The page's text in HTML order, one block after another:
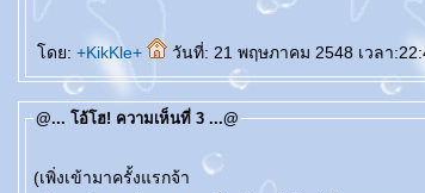
ดย: +KikKle+ วันที่: 21 พฤษภาคม 2548 เวลา
@... โอ้โฮ! ความเห็นที่ 3 ...@
(เพิ่งเข้ามาครั้งแรกจ้า